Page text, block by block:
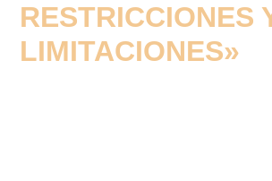
RESTRICCIONES
LIMITACIONES»